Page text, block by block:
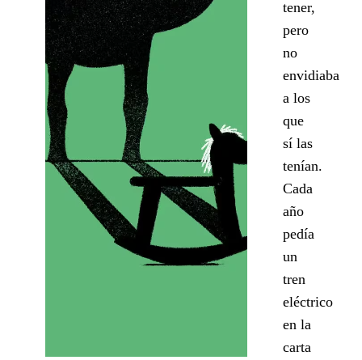
tener,
pero
no
envidiaba
a los
que
sí las
tenían.
Cada
año
pedía
un
tren
eléctrico
en la
carta